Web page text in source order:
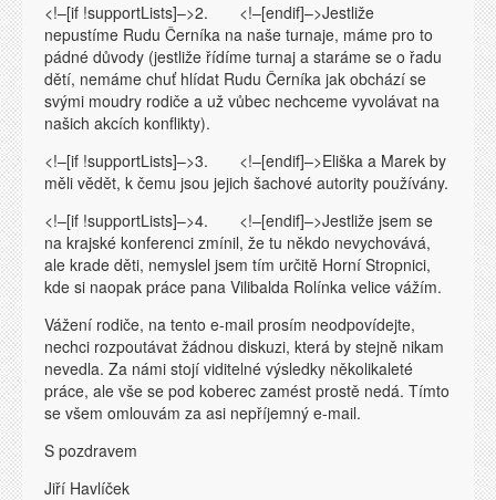
<!–[if !supportLists]–>2. <!–[endif]–>Jestliže
nepustíme Rudu Černíka na naše turnaje, máme pro to
pádné důvody (jestliže řídíme turnaj a staráme se o řadu
dětí, nemáme chuť hlídat Rudu Černíka jak obchází se
svými moudry rodiče a už vůbec nechceme vyvolávat na
našich akcích konflikty).
<!–[if !supportLists]–>3. <!–[endif]–>Eliška a Marek by
měli vědět, k čemu jsou jejich šachové autority používány.
<!–[if !supportLists]–>4. <!–[endif]–>Jestliže jsem se
na krajské konferenci zmínil, že tu někdo nevychovává,
ale krade děti, nemyslel jsem tím určitě Horní Stropnici,
kde si naopak práce pana Vilibalda Rolínka velice vážím.
Vážení rodiče, na tento e-mail prosím neodpovídejte,
nechci rozpoutávat žádnou diskuzi, která by stejně nikam
nevedla. Za námi stojí viditelné výsledky několikaleté
práce, ale vše se pod koberec zamést prostě nedá. Tímto
se všem omlouvám za asi nepříjemný e-mail.
S pozdravem
Jiří Havlíček